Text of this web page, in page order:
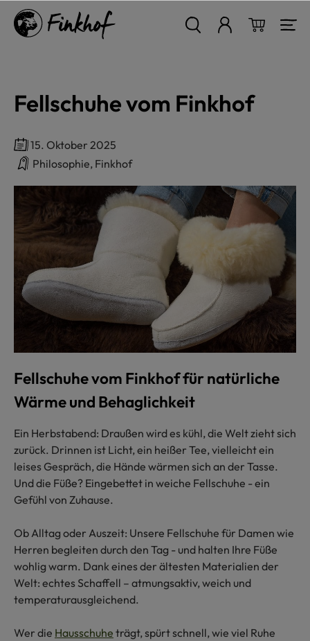
springen
Fellschuhe vom Finkhof
15. Oktober 2025
Philosophie, Finkhof
Fellschuhe vom Finkhof für natürliche
Wärme und Behaglichkeit
Ein Herbstabend: Draußen wird es kühl, die Welt zieht sich
zurück. Drinnen ist Licht, ein heißer Tee, vielleicht ein
leises Gespräch, die Hände wärmen sich an der Tasse.
Und die Füße? Eingebettet in weiche Fellschuhe - ein
Gefühl von Zuhause.
Ob Alltag oder Auszeit: Unsere Fellschuhe für Damen wie
Herren begleiten durch den Tag - und halten Ihre Füße
wohlig warm. Dank eines der ältesten Materialien der
Welt: echtes Schaffell – atmungsaktiv, weich und
temperaturausgleichend.
Wer die Hausschuhe trägt, spürt schnell, wie viel Ruhe